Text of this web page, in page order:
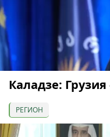
Каладзе:
РЕГИОН